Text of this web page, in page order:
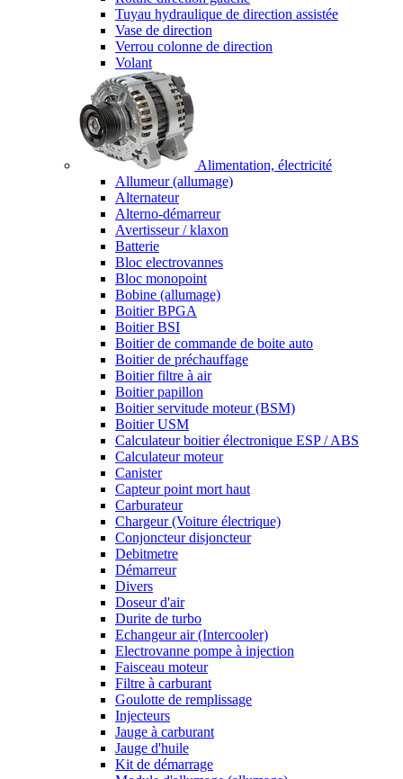
Tuyau hydraulique de direction assistée
Vase de direction
Verrou colonne de direction
Volant
Alimentation, électricité
Allumeur (allumage)
Alternateur
Alterno-démarreur
Avertisseur / klaxon
Batterie
Bloc electrovannes
Bloc monopoint
Bobine (allumage)
Boitier BPGA
Boitier BSI
Boitier de commande de boite auto
Boitier de préchauffage
Boitier filtre à air
Boitier papillon
Boitier servitude moteur (BSM)
Boitier USM
Calculateur boitier électronique ESP / ABS
Calculateur moteur
Canister
Capteur point mort haut
Carburateur
Chargeur (Voiture électrique)
Conjoncteur disjoncteur
Debitmetre
Démarreur
Divers
Doseur d'air
Durite de turbo
Echangeur air (Intercooler)
Electrovanne pompe à injection
Faisceau moteur
Filtre à carburant
Goulotte de remplissage
Injecteurs
Jauge à carburant
Jauge d'huile
Kit de démarrage